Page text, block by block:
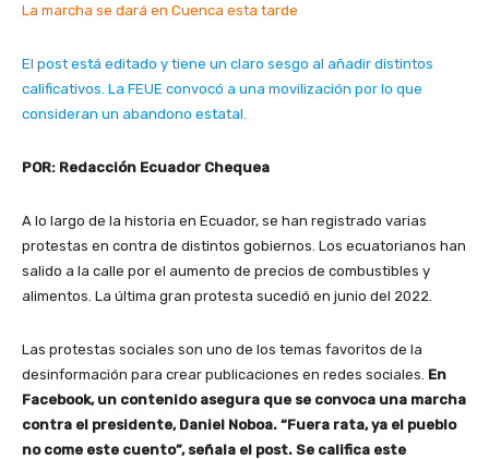
La marcha se dará en Cuenca esta tarde
El post está editado y tiene un claro sesgo al añadir distintos
calificativos. La FEUE convocó a una movilización por lo que
consideran un abandono estatal.
POR: Redacción Ecuador Chequea
A lo largo de la historia en Ecuador, se han registrado varias
protestas en contra de distintos gobiernos. Los ecuatorianos han
salido a la calle por el aumento de precios de combustibles y
alimentos. La última gran protesta sucedió en junio del 2022.
Las protestas sociales son uno de los temas favoritos de la
desinformación para crear publicaciones en redes sociales. En
Facebook, un contenido asegura que se convoca una marcha
contra el presidente, Daniel Noboa. “Fuera rata, ya el pueblo
no come este cuento”, señala el post. Se califica este